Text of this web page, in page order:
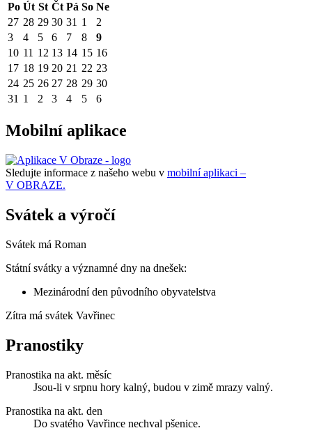
Po Út St Čt Pá So Ne
27 28 29 30 31 1
2
3
4 5 6 7 8
9
10 11 12 13 14 15 16
17 18 19 20 21 22 23
24 25 26 27 28 29 30
31 1 2 3 4 5 6
Mobilní aplikace
Sledujte informace z našeho webu v mobilní aplikaci –
V OBRAZE.
Svátek a výročí
Svátek má Roman
Státní svátky a významné dny na dnešek:
Mezinárodní den původního obyvatelstva
Zítra má svátek Vavřinec
Pranostiky
Pranostika na akt. měsíc
Jsou-li v srpnu hory kalný, budou v zimě mrazy valný.
Pranostika na akt. den
Do svatého Vavřince nechval pšenice.